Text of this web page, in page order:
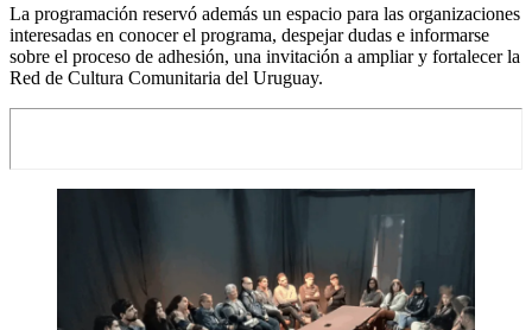
La programación reservó además un espacio para las organizaciones
interesadas en conocer el programa, despejar dudas e informarse
sobre el proceso de adhesión, una invitación a ampliar y fortalecer la
Red de Cultura Comunitaria del Uruguay.